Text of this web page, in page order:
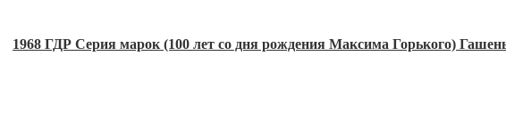
1968 ГДР Серия марок (100 лет со дня рождения Максима Горького)